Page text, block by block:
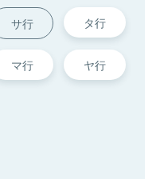
サ行 タ行
マ行 ヤ行